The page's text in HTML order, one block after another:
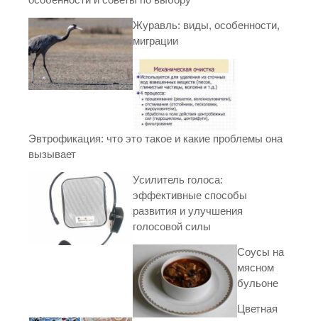
Журавль: виды, особенности,
миграции
Эвтрофикация: что это такое и какие проблемы она
вызывает
Усилитель голоса:
эффективные способы
развития и улучшения
голосовой силы
Соусы на
мясном
бульоне
Цветная